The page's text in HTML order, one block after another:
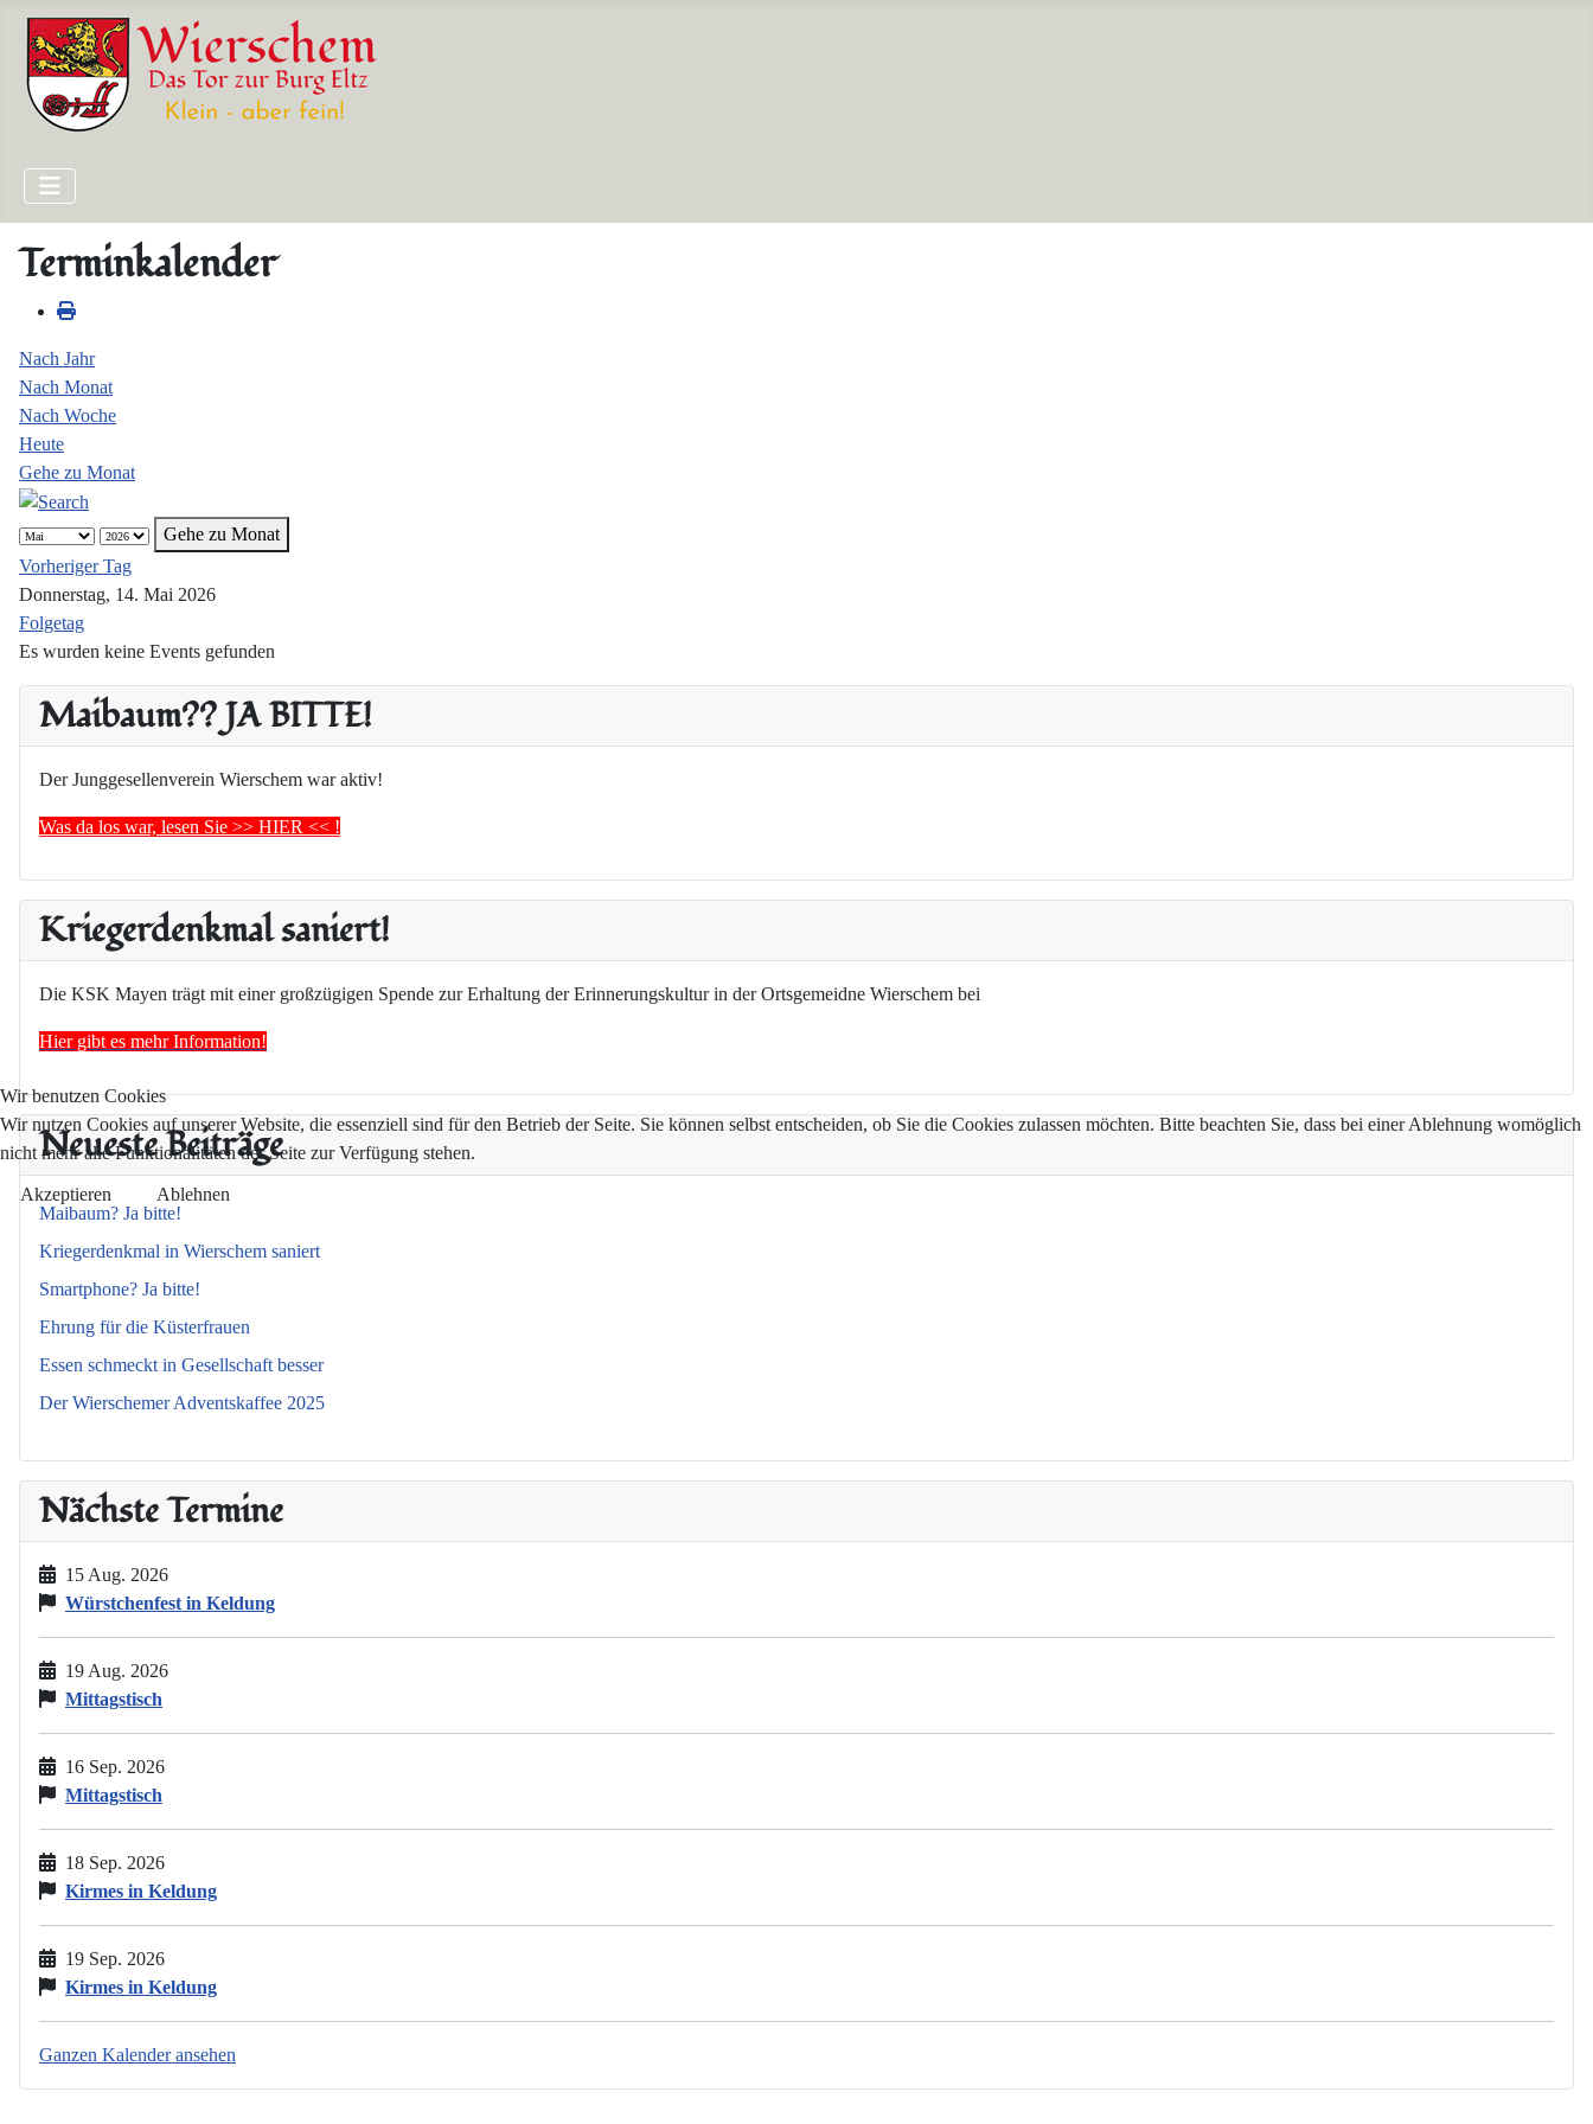
Maibaum?? JA BITTE!
Der Junggesellenverein Wierschem war aktiv!
Was da los war, lesen Sie >> HIER << !
Kriegerdenkmal saniert!
Die KSK Mayen trägt mit einer großzügigen Spende zur Erhaltung der Erinnerungskultur in der Ortsgemeidne Wierschem bei
Hier gibt es mehr Information!
Neueste Beiträge
Maibaum? Ja bitte!
Kriegerdenkmal in Wierschem saniert
Smartphone? Ja bitte!
Ehrung für die Küsterfrauen
Essen schmeckt in Gesellschaft besser
Der Wierschemer Adventskaffee 2025
Nächste Termine
15 Aug. 2026
Würstchenfest in Keldung
19 Aug. 2026
Mittagstisch
16 Sep. 2026
Mittagstisch
18 Sep. 2026
Kirmes in Keldung
19 Sep. 2026
Kirmes in Keldung
Ganzen Kalender ansehen
Terminkalender
Nach Jahr
Nach Monat
Nach Woche
Heute
Gehe zu Monat
Gehe zu Monat
Vorheriger Tag
Donnerstag, 14. Mai 2026
Folgetag
Es wurden keine Events gefunden
Wir benutzen Cookies
Wir nutzen Cookies auf unserer Website, die essenziell sind für den Betrieb der Seite. Sie können selbst entscheiden, ob Sie die Cookies zulassen möchten. Bitte beachten Sie, dass bei einer Ablehnung womöglich
nicht mehr alle Funktionalitäten der Seite zur Verfügung stehen.
Akzeptieren Ablehnen